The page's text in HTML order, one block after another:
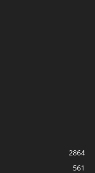
2864
561